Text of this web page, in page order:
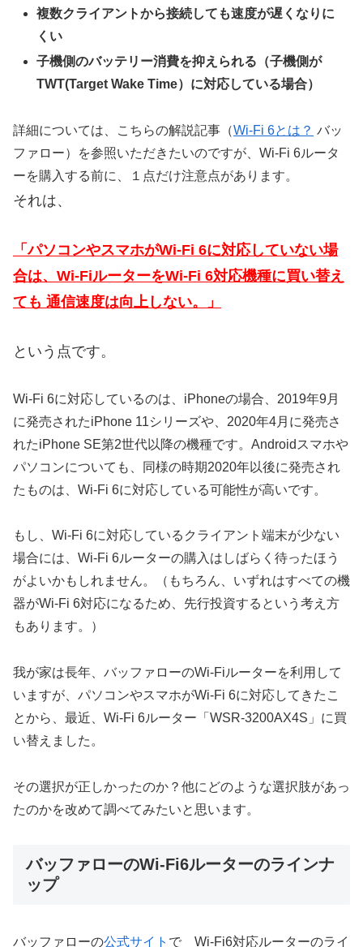
複数クライアントから接続しても速度が遅くなりに
くい
子機側のバッテリー消費を抑えられる（子機側が
TWT(Target Wake Time）に対応している場合）
詳細については、こちらの解説記事（Wi-Fi 6とは？ バッ
ファロー）を参照いただきたいのですが、Wi-Fi 6ルータ
ーを購入する前に、１点だけ注意点があります。
それは、
「パソコンやスマホがWi-Fi 6に対応していない場
合は、Wi-FiルーターをWi-Fi 6対応機種に買い替え
ても 通信速度は向上しない。」
という点です。
Wi-Fi 6に対応しているのは、iPhoneの場合、2019年9月
に発売されたiPhone 11シリーズや、2020年4月に発売さ
れたiPhone SE第2世代以降の機種です。Androidスマホや
パソコンについても、同様の時期2020年以後に発売され
たものは、Wi-Fi 6に対応している可能性が高いです。
もし、Wi-Fi 6に対応しているクライアント端末が少ない
場合には、Wi-Fi 6ルーターの購入はしばらく待ったほう
がよいかもしれません。（もちろん、いずれはすべての機
器がWi-Fi 6対応になるため、先行投資するという考え方
もあります。）
我が家は長年、バッファローのWi-Fiルーターを利用して
いますが、パソコンやスマホがWi-Fi 6に対応してきたこ
とから、最近、Wi-Fi 6ルーター「WSR-3200AX4S」に買
い替えました。
その選択が正しかったのか？他にどのような選択肢があっ
たのかを改めて調べてみたいと思います。
バッファローのWi-Fi6ルーターのラインナ
ップ
バッファローの公式サイト で Wi-Fi6対応ルーターのライ